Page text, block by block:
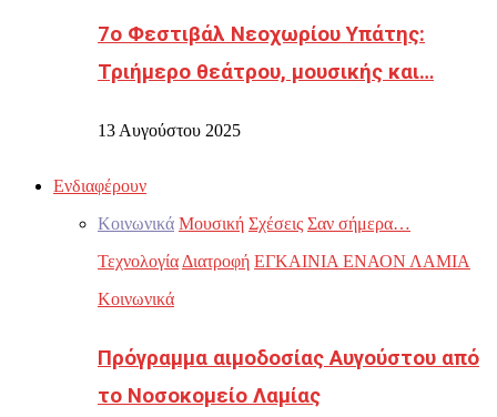
7ο Φεστιβάλ Νεοχωρίου Υπάτης:
Τριήμερο θεάτρου, μουσικής και…
13 Αυγούστου 2025
Ενδιαφέρουν
Κοινωνικά Μουσική Σχέσεις Σαν σήμερα…
Τεχνολογία Διατροφή ΕΓΚΑΙΝΙΑ ΕΝΑΟΝ ΛΑΜΙΑ
Κοινωνικά
Πρόγραμμα αιμοδοσίας Αυγούστου από
το Νοσοκομείο Λαμίας